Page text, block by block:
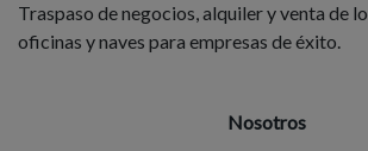
Traspaso de negocios, alquiler y venta de
oficinas y naves para empresas de éxito.
Nosotros